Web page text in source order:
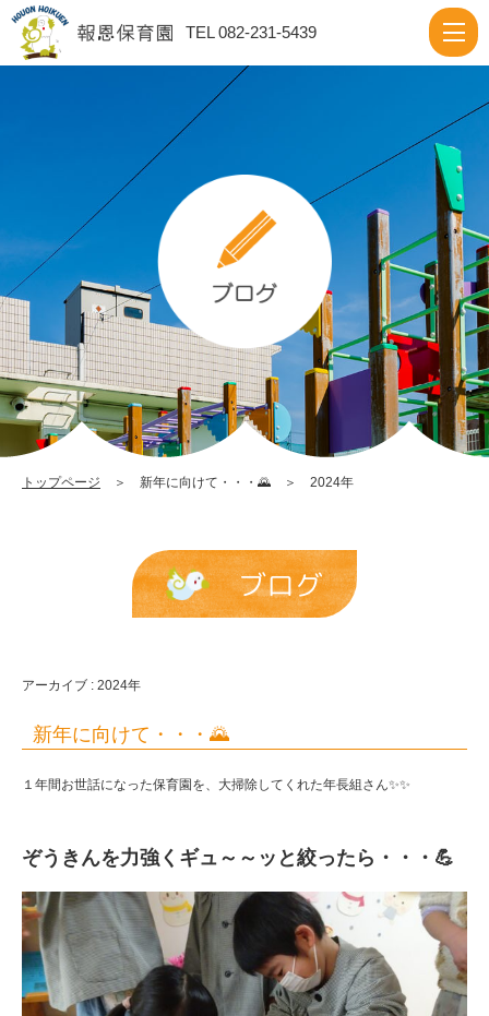
2024
|
報
園
TEL 082-231-5439
トップページ ＞ 新年に向けて・・・🌄 ＞ 2024年
ブログ
アーカイブ : 2024年
新年に向けて・・・🌄
１年間お世話になった保育園を、大掃除してくれた年長組さん✨✨
ぞうきんを力強くギュ～～ッと絞ったら・・・💪